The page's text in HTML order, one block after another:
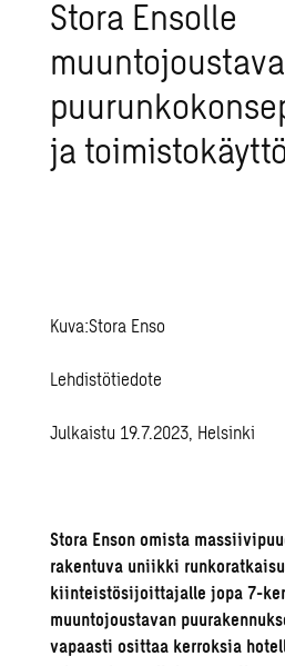
Stora Ensolle
ja
Kuva:Stora Enso
Lehdistötiedote
Julkaistu 19.7.2023, Helsinki
Stora Enson omista
rakentuva uniikki
kiinteistösijoittajalle jopa 7-
muuntojoustavan
vapaasti osittaa kerroksia